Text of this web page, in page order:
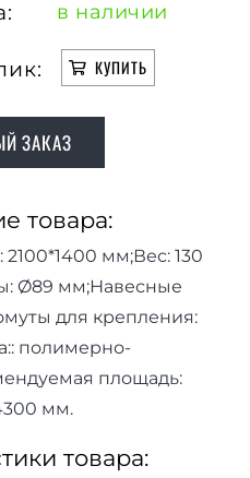
в наличии
КУПИТЬ
ЗАКАЗ
товара:
мм;Вес: 130
Ø89 мм;Навесные
для крепления:
полимерно-
площадь:
мм.
товара: